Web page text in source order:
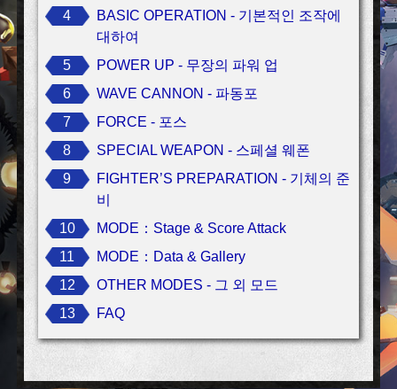
4
BASIC OPERATION - 기본적인 조작에
대하여
5
POWER UP - 무장의 파워 업
6
WAVE CANNON - 파동포
7
FORCE - 포스
8
SPECIAL WEAPON - 스페셜 웨폰
9
FIGHTER’S PREPARATION - 기체의 준
비
10
MODE：Stage & Score Attack
11
MODE：Data & Gallery
12
OTHER MODES - 그 외 모드
13
FAQ